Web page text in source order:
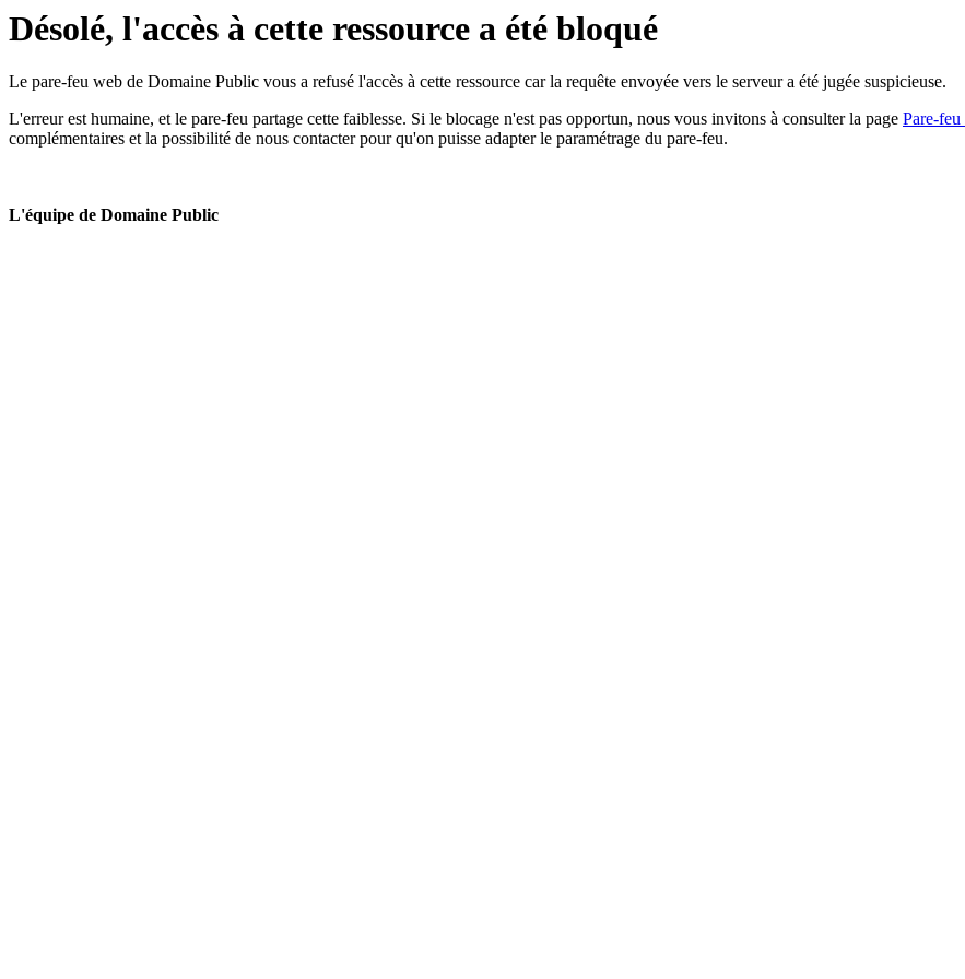
Désolé, l'accès à cette ressource a été bloqué
Le pare-feu web de Domaine Public vous a refusé l'accès à cette ressource car la requête envoyée vers le serveur a été jugée suspicieuse.
L'erreur est humaine, et le pare-feu partage cette faiblesse. Si le blocage n'est pas opportun, nous vous invitons à consulter la page Pare-
complémentaires et la possibilité de nous contacter pour qu'on puisse adapter le paramétrage du pare-feu.
L'équipe de Domaine Public